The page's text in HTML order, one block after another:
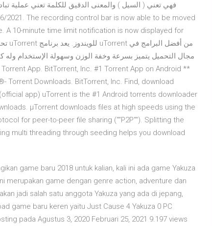
10-minute time limit notification is now displayed for
مجال التحميل يتميز بسرعة وخفة الوزن وسهولة الإستخدام وله
Torrent Downloads. BitTorrent, Inc. Find, download
app) uTorrent is the #1 Android torrents downloader
µTorrent downloads files at high speeds using the
for peer-to-peer file sharing (""P2P""). Splitting the
multi threading through seeding helps you download
game baru 2018 untuk kalian, kali ini ada game Yakuza
merupakan game dengan genre action, adventure dan
jadi salah satu anggota Yakuza yang ada di jepang,
game baru keren yaitu Just Cause 4 Yakuza 0 PC
pada Agustus 3, 2020 Februari 25, 2021 9.197 views